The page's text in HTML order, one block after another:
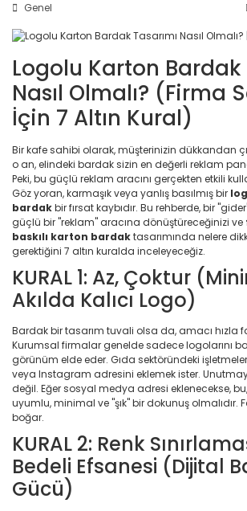
Genel
Logolu Karton Bardak
Nasıl Olmalı? (Firma
İçin 7 Altın Kural)
Bir kafe sahibi olarak, müşterinizin dükkandan
o an, elindeki bardak sizin en değerli reklam
Peki, bu güçlü reklam aracını gerçekten etkili
Göz yoran, karmaşık veya yanlış basılmış bir
bardakbir fırsat kaybıdır. Bu rehberde, bir
güçlü bir "reklam" aracına dönüştüreceğinizi ve
baskılı karton bardaktasarımında nelere
gerektiğini 7 altın kuralda inceleyeceğiz.
KURAL 1: Az, Çoktur
Akılda Kalıcı Logo)
Bardak bir tasarım tuvali olsa da, amacı hızla
Kurumsal firmalar genelde sadece logolarını
görünüm elde eder. Gıda sektöründeki
veya Instagram adresini eklemek ister.
değil. Eğer sosyal medya adresi eklenecekse,
uyumlu, minimal ve "şık" bir dokunuş olmalıdır.
boğar.
KURAL 2: Renk
Bedeli Efsanesi (Dijital
Gücü)